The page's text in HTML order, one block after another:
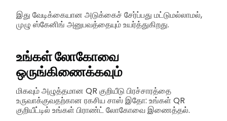
இது வேடிக்கையான அடுக்கைச் சேர்ப்பது மட்டுமல்லாமல்,
முழு ஸ்கேனிங் அனுபவத்தையும் உயர்த்துகிறது.
உங்கள் லோகோவை
ஒருங்கிணைக்கவும்
மிகவும் அழுத்தமான QR குறியீடு பிரச்சாரத்தை
உருவாக்குவதற்கான ரகசிய சாஸ் இதோ: உங்கள் QR
குறியீட்டில் உங்கள் பிராண்ட் லோகோவை இணைத்தல்.